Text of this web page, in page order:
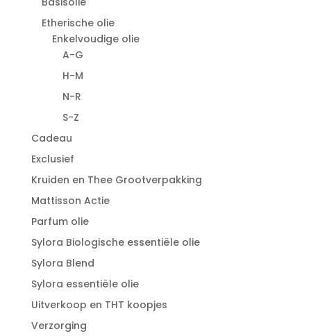
Etherische olie
Enkelvoudige olie
A-G
H-M
N-R
S-Z
Cadeau
Exclusief
Kruiden en Thee Grootverpakking
Mattisson Actie
Parfum olie
Sylora Biologische essentiële olie
Sylora Blend
Sylora essentiële olie
Uitverkoop en THT koopjes
Verzorging